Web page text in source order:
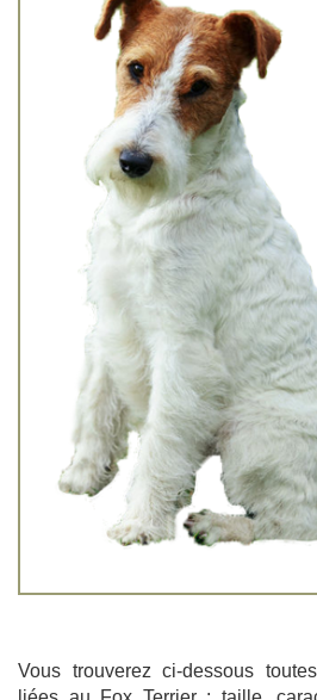
Vous trouverez ci-dessous